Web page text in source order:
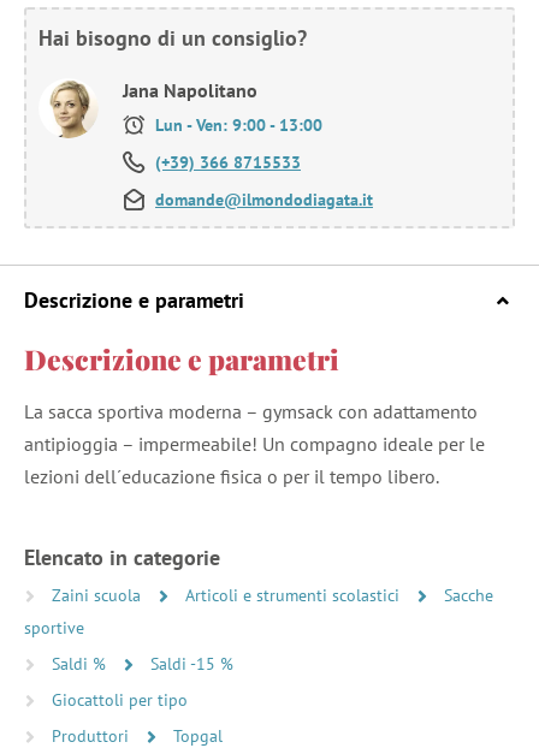
Hai bisogno di un consiglio?
Jana Napolitano
Lun - Ven: 9:00 - 13:00
(+39) 366 8715533
domande@ilmondodiagata.it
Descrizione e parametri
Descrizione e parametri
La sacca sportiva moderna – gymsack con adattamento
antipioggia – impermeabile! Un compagno ideale per le
lezioni dell´educazione fisica o per il tempo libero.
Elencato in categorie
Zaini scuola Articoli e strumenti scolastici
Sacche
sportive
Saldi %
Saldi -15 %
Giocattoli per tipo
Produttori
Topgal